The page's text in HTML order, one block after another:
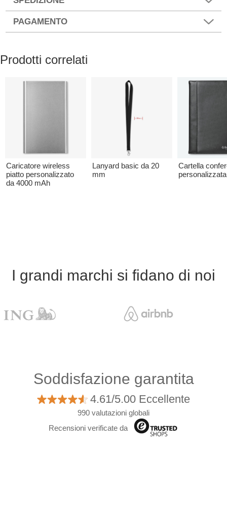
PAGAMENTO
Prodotti correlati
Caricatore wireless
piatto personalizzato
da 4000 mAh
Lanyard basic da 20
mm
Cartella
personalizzata
I grandi marchi si fidano di noi
Soddisfazione garantita
4.61/5.00 Eccellente
990 valutazioni globali
Recensioni verificate da